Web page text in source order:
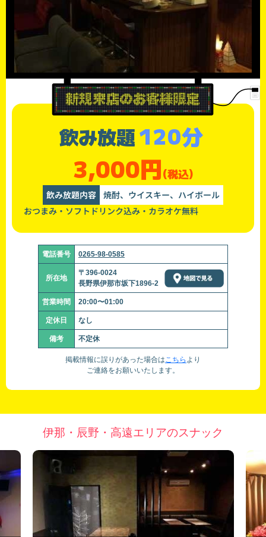
飲み放題120分
3,000円(税込)
飲み放題内容 焼酎、ウイスキー、ハイボール
おつまみ・ソフトドリンク込み・カラオケ無料
電話番号 0265-98-0585
所在地
〒396-0024
長野県伊那市坂下1896-2
営業時間 20:00〜01:00
定休日 なし
備考 不定休
掲載情報に誤りがあった場合はこちら より
ご連絡をお願いいたします。
伊那・辰野・高遠エリアのスナック